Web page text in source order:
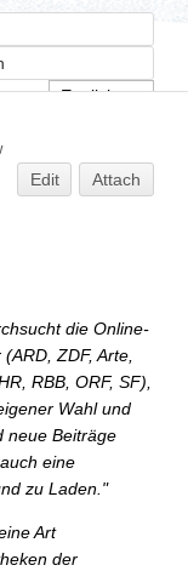
Edit Attach
die Online-
ZDF, Arte,
RBB, ORF, SF),
Wahl und
neue Beiträge
eine
zu Laden."
Art
der